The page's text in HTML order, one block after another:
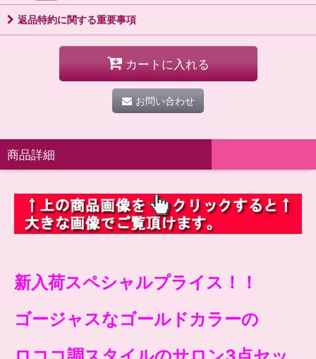
返品特約に関する重要事項
カートに入れる
お問い合わせ
商品詳細
新入荷スペシャルプライス！！
ゴージャスなゴールドカラーの